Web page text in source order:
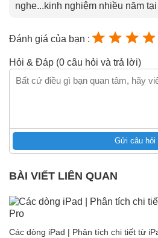
nghe...kinh nghiệm nhiều năm
Đánh giá của bạn :
Hỏi & Đáp (0 câu hỏi và trả lời)
Gửi câu hỏi
BÀI VIẾT LIÊN QUAN
Các dòng iPad | Phân tích chi tiết từ